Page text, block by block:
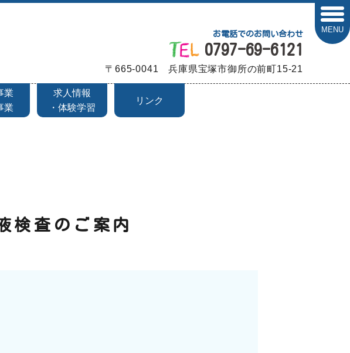
業
業
求人情報
・体験学習
リンク
お電話でのお問い合わせ
0797-69-6121
〒665-0041 兵庫県宝塚市御所の前町15-21
MENU
検査のご案内